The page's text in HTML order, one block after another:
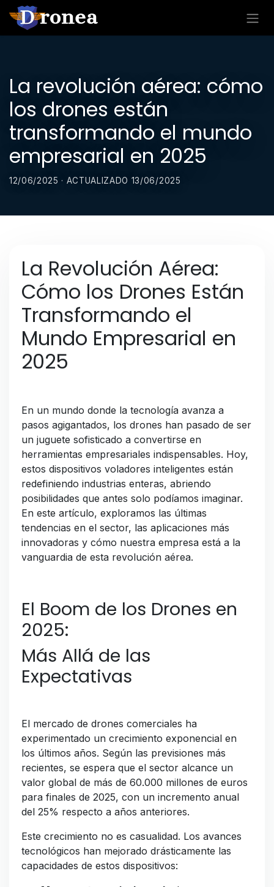
La revolución aérea: cómo
los drones están
transformando el mundo
empresarial en 2025
12/06/2025 · ACTUALIZADO 13/06/2025
La Revolución Aérea:
Cómo los Drones Están
Transformando el
Mundo Empresarial en
2025
En un mundo donde la tecnología avanza a
pasos agigantados, los drones han pasado de ser
un juguete sofisticado a convertirse en
herramientas empresariales indispensables. Hoy,
estos dispositivos voladores inteligentes están
redefiniendo industrias enteras, abriendo
posibilidades que antes solo podíamos imaginar.
En este artículo, exploramos las últimas
tendencias en el sector, las aplicaciones más
innovadoras y cómo nuestra empresa está a la
vanguardia de esta revolución aérea.
El Boom de los Drones en
2025:
Más Allá de las
Expectativas
El mercado de drones comerciales ha
experimentado un crecimiento exponencial en
los últimos años. Según las previsiones más
recientes, se espera que el sector alcance un
valor global de más de 60.000 millones de euros
para finales de 2025, con un incremento anual
del 25% respecto a años anteriores.
Este crecimiento no es casualidad. Los avances
tecnológicos han mejorado drásticamente las
capacidades de estos dispositivos: